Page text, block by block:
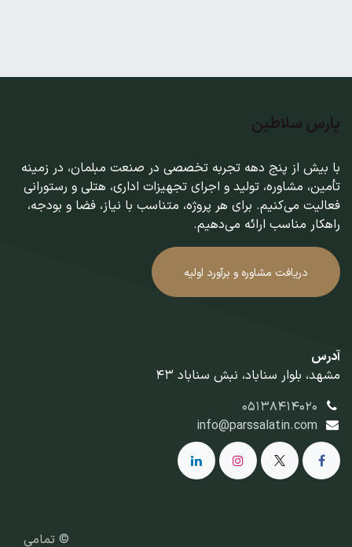
پارس سلاطین
با بیش از پنج دهه تجربه تخصصی در صنعت مبلمان، در زمینه
تأمین، مشاوره، تولید و اجرای تجهیزات اداری، هتلی و رستورانی
فعالیت می‌کنیم. برای هر پروژه، متناسب با نیاز، فضا و بودجه،
راهکار مناسب ارائه می‌دهیم.
دریافت مشاوره و برآورد اولیه
آدرس
مشهد، بلوار سناباد، نبش سناباد 43
05138414020
info@parssalatin.com
© تمامی